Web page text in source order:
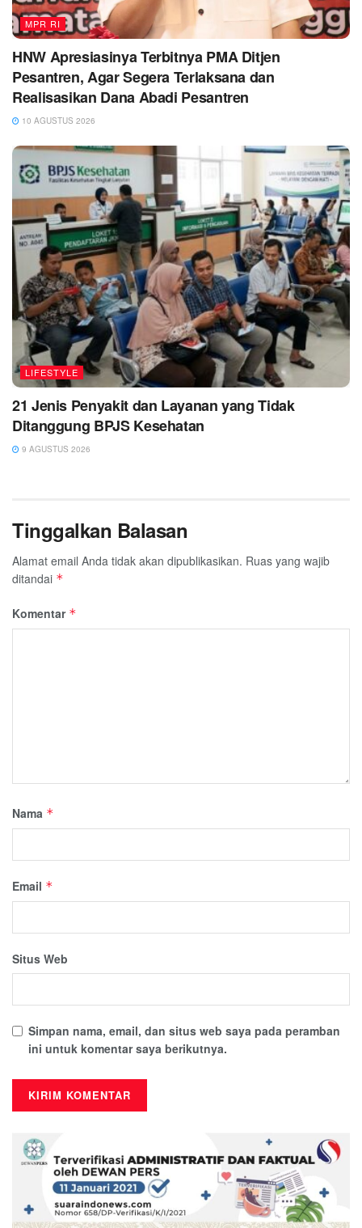
MPR RI
HNW Apresiasinya Terbitnya PMA Ditjen
Pesantren, Agar Segera Terlaksana dan
Realisasikan Dana Abadi Pesantren
10 AGUSTUS 2026
LIFESTYLE
21 Jenis Penyakit dan Layanan yang Tidak
Ditanggung BPJS Kesehatan
9 AGUSTUS 2026
Tinggalkan Balasan
Alamat email Anda tidak akan dipublikasikan. Ruas yang wajib
ditandai *
Komentar *
Nama *
Email *
Situs Web
Simpan nama, email, dan situs web saya pada peramban
ini untuk komentar saya berikutnya.